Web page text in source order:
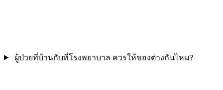
ผู้ป่วยที่บ้านกับที่โรงพยาบาล ควรให้ของต่างกันไหม?